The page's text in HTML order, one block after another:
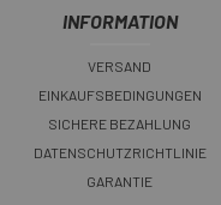
INFORMATION
VERSAND
EINKAUFSBEDINGUNGEN
SICHERE BEZAHLUNG
DATENSCHUTZRICHTLINIE
GARANTIE